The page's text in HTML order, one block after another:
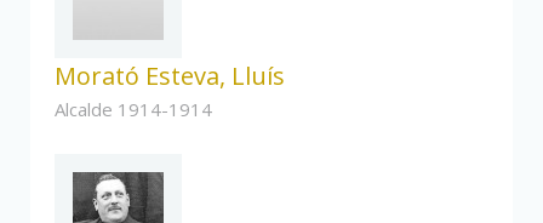
Morató Esteva, Lluís
Alcalde 1914-1914